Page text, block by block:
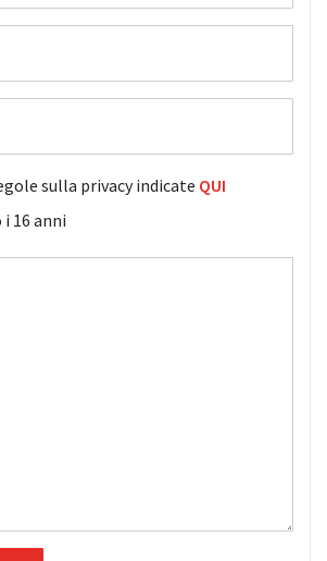
sulla privacy indicate QUI
16 anni